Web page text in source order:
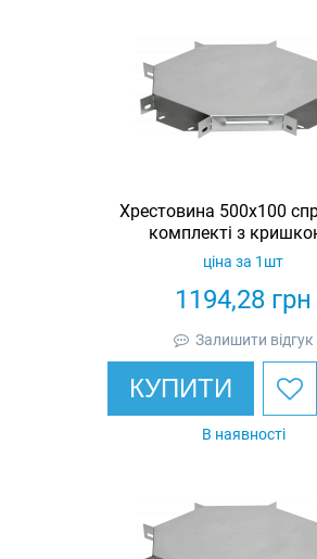
Хрестовина 500х100
комплекті з
1194,28 грн
ціна за 1шт
Залишити відгук
КУПИТИ
В наявності